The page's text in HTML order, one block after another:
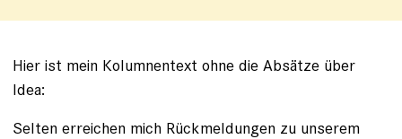
Hier ist mein Kolumnentext ohne die Absätze über
Idea:
Selten erreichen mich Rückmeldungen zu unserem